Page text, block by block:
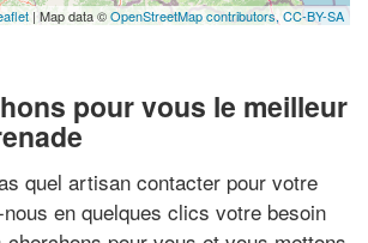
| Map data ©OpenStreetMap contributors, CC-BY-SA
pour vous le meilleur
quel artisan contacter pour votre
en quelques clics votre besoin